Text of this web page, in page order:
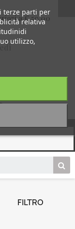
a € 59,00
FILTRO
terze parti per
relativa
utilizzo,